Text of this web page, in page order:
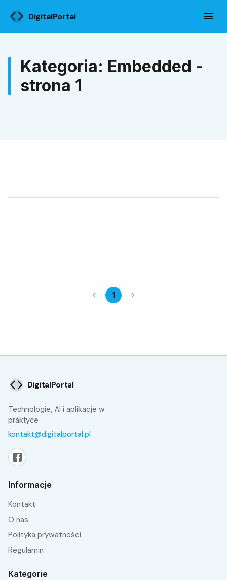
DigitalPortal
Kategoria: Embedded -
strona 1
1
DigitalPortal
Technologie, AI i aplikacje w
praktyce
kontakt@digitalportal.pl
Informacje
Kontakt
O nas
Polityka prywatności
Regulamin
Kategorie